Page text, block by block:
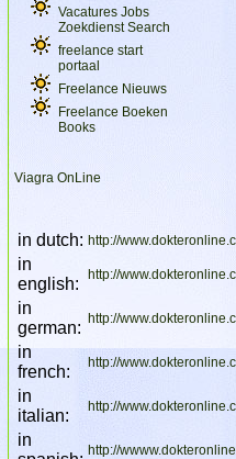
Vacatures Jobs
Zoekdienst Search
freelance start
portaal
Freelance Nieuws
Freelance Boeken
Books
Viagra OnLine
in dutch: http://
in
english:
http://
in
german: http://
in
french:
http://
in
italian:
http://
in
http://